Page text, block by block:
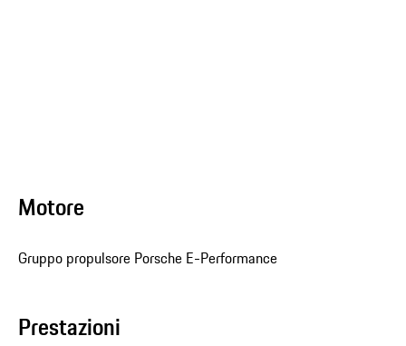
Motore
Gruppo propulsore Porsche E-Performance
Prestazioni